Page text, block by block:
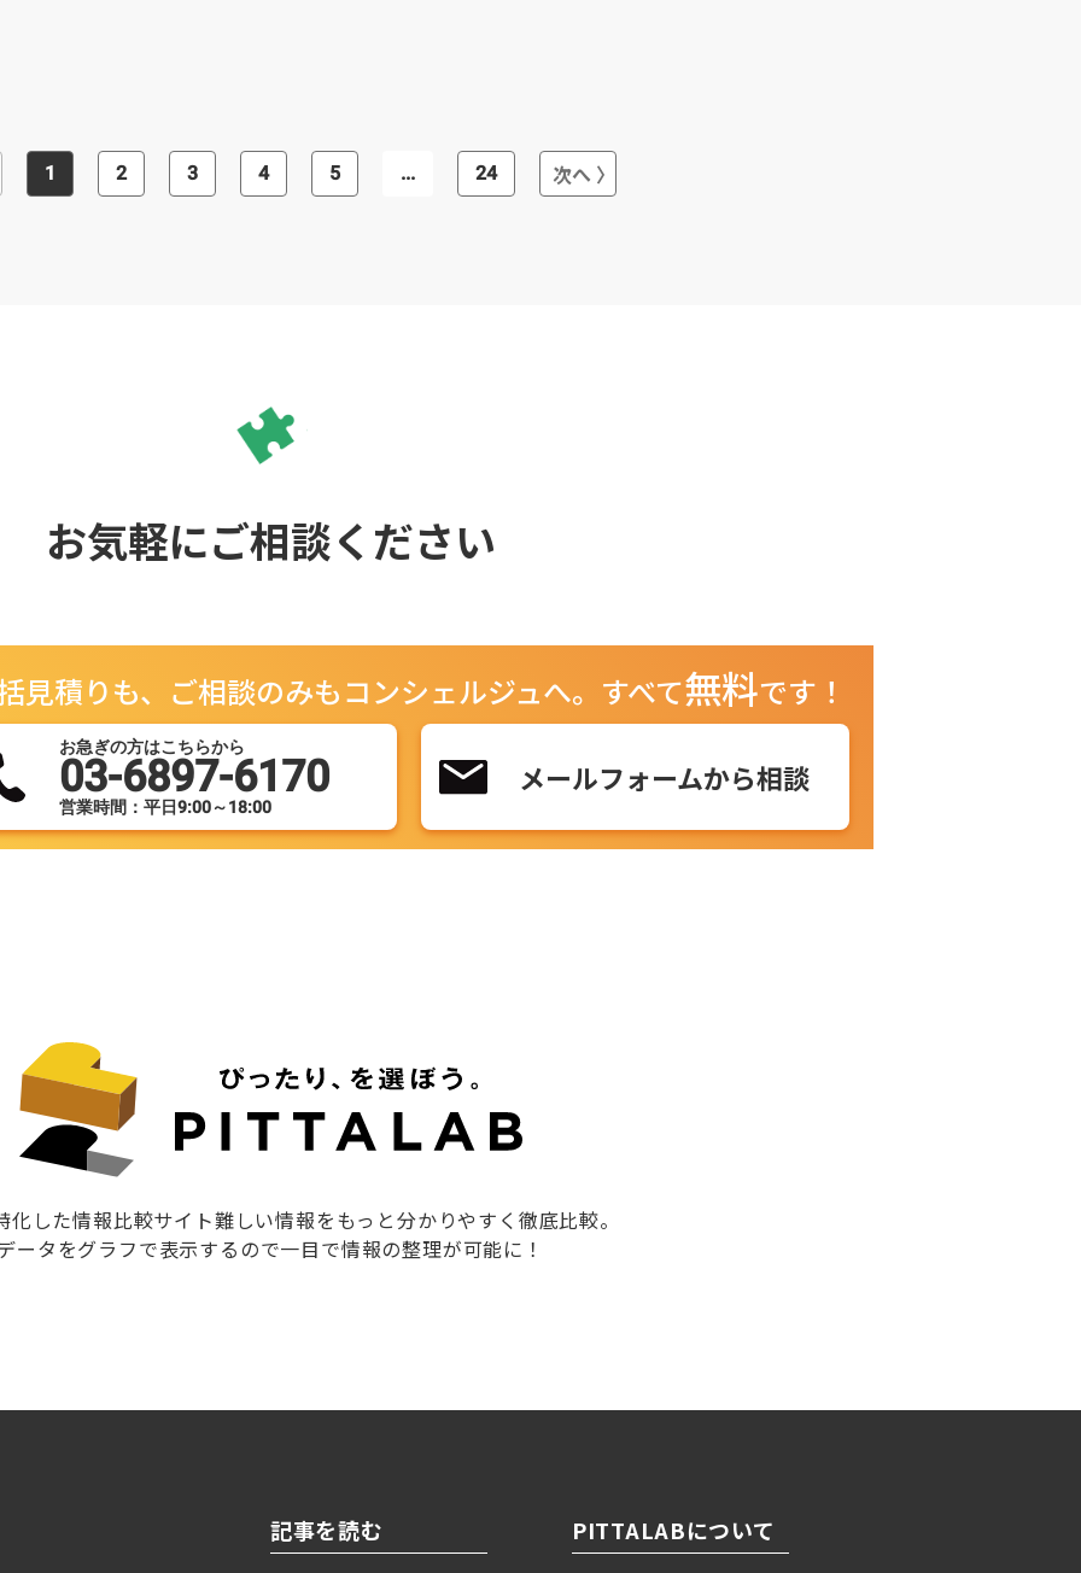
る場合はまず相談してみると良いでし
ょう。
1 2 3 4 5 ... 24 次へ
お気軽にご相談ください
見積りも、ご相談のみもコンシェルジュへ。 すべて無料です！
お急ぎの方はこちらから
03-6897-6170
営業時間：平日9:00～18:00
メールフォームから相談
した情報比較サイト難しい情報をもっと分かりやすく徹底比較。
ータをグラフで表示するので一目で情報の整理が可能に！
記事を読む PITTALABについて